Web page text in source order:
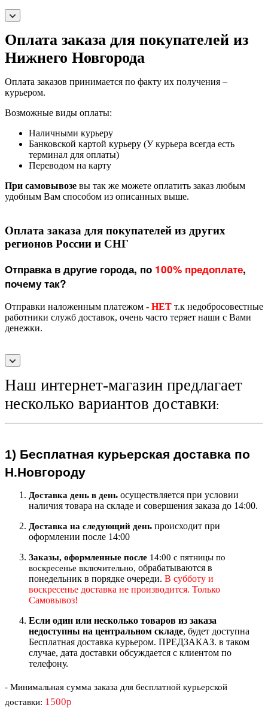
Оплата заказа для покупателей из
Нижнего Новгорода
Оплата заказов принимается по факту их получения –
курьером.
Возможные виды оплаты:
Наличными курьеру
Банковской картой курьеру (У курьера всегда есть
терминал для оплаты)
Переводом на карту
При самовывозе вы так же можете оплатить заказ любым
удобным Вам способом из описанных выше.
Оплата заказа для покупателей из других
регионов России и СНГ
Отправка в другие города, по 100% предоплате,
почему так?
Отправки наложенным платежом - НЕТ т.к недобросовестные
работники служб доставок, очень часто теряет наши с Вами
денежки.
Наш интернет-магазин предлагает
несколько вариантов доставки:
1) Бесплатная курьерская доставка по
Н.Новгороду
Доставка день в день осуществляется при условии
наличия товара на складе и совершения заказа до 14:00.
Доставка на следующий день происходит при
оформлении после 14:00
Заказы, оформленные после 14:00 с пятницы по
воскресенье включительно, обрабатываются в
понедельник в порядке очереди. В субботу и
воскресенье доставка не производится. Только
Самовывоз!
Если один или несколько товаров из заказа
недоступны на центральном складе, будет доступна
Бесплатная доставка курьером. ПРЕДЗАКАЗ. в таком
случае, дата доставки обсуждается с клиентом по
телефону.
- Минимальная сумма заказа для бесплатной курьерской
доставки: 1500р